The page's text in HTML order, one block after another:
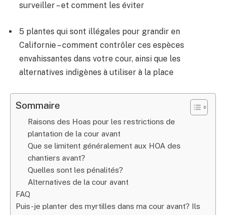
surveiller – et comment les éviter
5 plantes qui sont illégales pour grandir en
Californie – comment contrôler ces espèces
envahissantes dans votre cour, ainsi que les
alternatives indigènes à utiliser à la place
Sommaire
Raisons des Hoas pour les restrictions de
plantation de la cour avant
Que se limitent généralement aux HOA des
chantiers avant?
Quelles sont les pénalités?
Alternatives de la cour avant
FAQ
Puis-je planter des myrtilles dans ma cour avant? Ils